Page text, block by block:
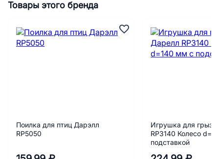
Товары этого бренда
Поилка для птиц Дарэлл
RP5050
Игрушка для
RP3140 Колесо
подставкой